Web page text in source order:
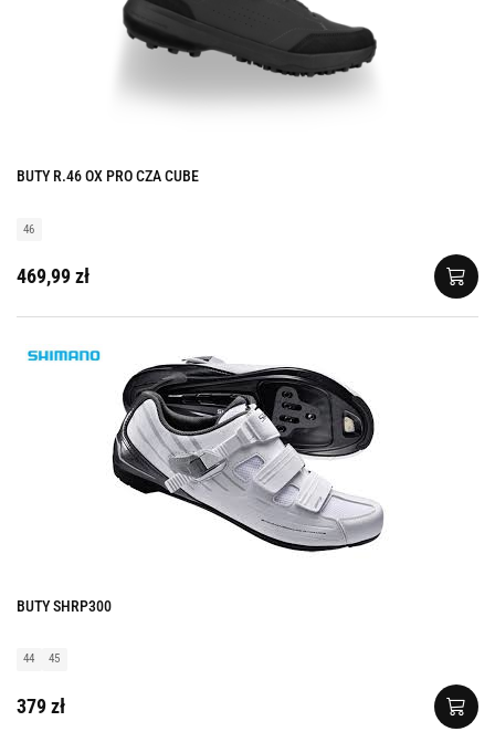
BUTY R.46 OX PRO CZA CUBE
46
469,99 zł
BUTY SHRP300
44 45
379 zł